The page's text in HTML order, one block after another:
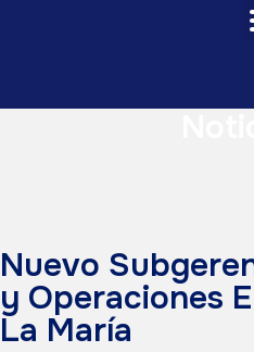
Nuevo
y Operaciones
La María